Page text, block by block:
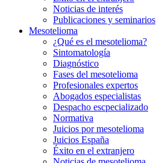
Noticias de interés
Publicaciones y seminarios
Mesotelioma
¿Qué es el mesotelioma?
Sintomatología
Diagnóstico
Fases del mesotelioma
Profesionales expertos
Abogados especialistas
Despacho escpecializado
Normativa
Juicios por mesotelioma
Juicios España
Éxito en el extranjero